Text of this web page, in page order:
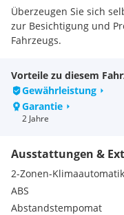
Überzeugen Sie sich
zur Besichtigung und
Fahrzeugs.
Um uns ausreichend
umvorherige
Unser Verkaufsteam
Verkaufsberatern.
Kontakt:
Vorteile zu diesem
Gewährleistung
Garantie
2 Jahre
Ausstattungen &
2-Zonen-Klimaautomatik
ABS
Abstandstempomat